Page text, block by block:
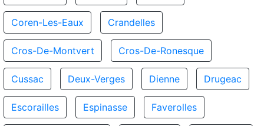
Coren-Les-Eaux Crandelles
Cros-De-Montvert Cros-De-Ronesque
Cussac Deux-Verges Dienne Drugeac
Escorailles Espinasse Faverolles